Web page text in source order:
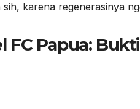
sih, karena regenerasinya
FC Papua: